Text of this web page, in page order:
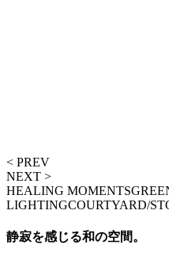
< PREV
NEXT >
HEALING MOMENTS
LIGHTINGCOURTYARD/
静寂を感じる和の空間。